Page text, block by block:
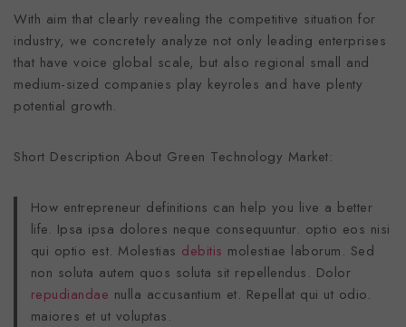
With aim that clearly revealing the competitive situation for
industry, we concretely analyze not only leading enterprises
that have voice global scale, but also regional small and
medium-sized companies play keyroles and have plenty
potential growth.
Short Description About Green Technology Market:
How entrepreneur definitions can help you live a better
life. Ipsa ipsa dolores neque consequuntur. optio eos nisi
qui optio est. Molestias debitis molestiae laborum. Sed
non soluta autem quos soluta sit repellendus. Dolor
repudiandae nulla accusantium et. Repellat qui ut odio.
maiores et ut voluptas.